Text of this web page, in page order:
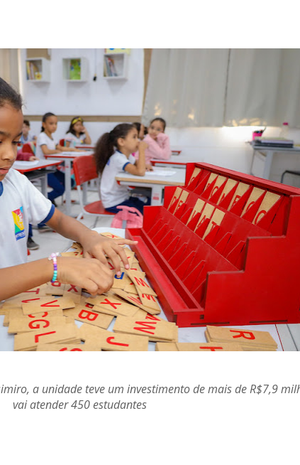
a unidade teve um investimento de mais de R$7,9
vai atender 450 estudantes